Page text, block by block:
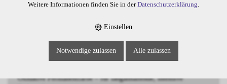
pflegende Schönheitscreme und enthält die exklusiven Wirkstoffe
stärken und schützen. Das Ergebnis: gleichmässige, leuchtende
Oxidative Permanentfarbe – für langanhaltende, intensive
Weitere Informationen finden Sie in derDatenschutzerklärung.
Einstellen
Notwendige zulassen Alle zulassen